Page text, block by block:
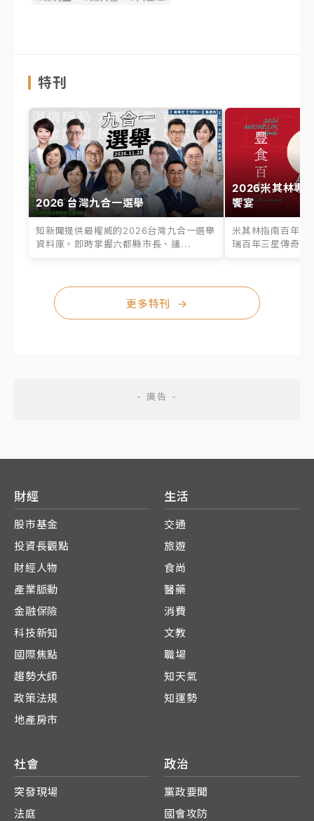
特刊
2026 台灣九合一選舉
知新聞提供最權威的2026台灣九合一選舉
資料庫。即時掌握六都縣市長、議...
2026米其林專
饗宴
米其林指南百年之
瑞百年三星傳奇、
更多特刊 →
財經
股市基金
投資長觀點
財經人物
產業脈動
金融保險
科技新知
國際焦點
趨勢大師
政策法規
地產房市
生活
交通
旅遊
食尚
醫藥
消費
文教
職場
知天氣
知運勢
社會
突發現場
法庭
政治
黨政要聞
國會攻防